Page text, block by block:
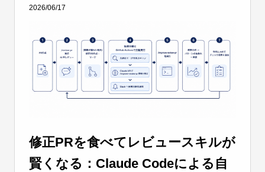
2026/06/17
修正PRを食べてレビュースキルが
賢くなる：Claude Codeによる自